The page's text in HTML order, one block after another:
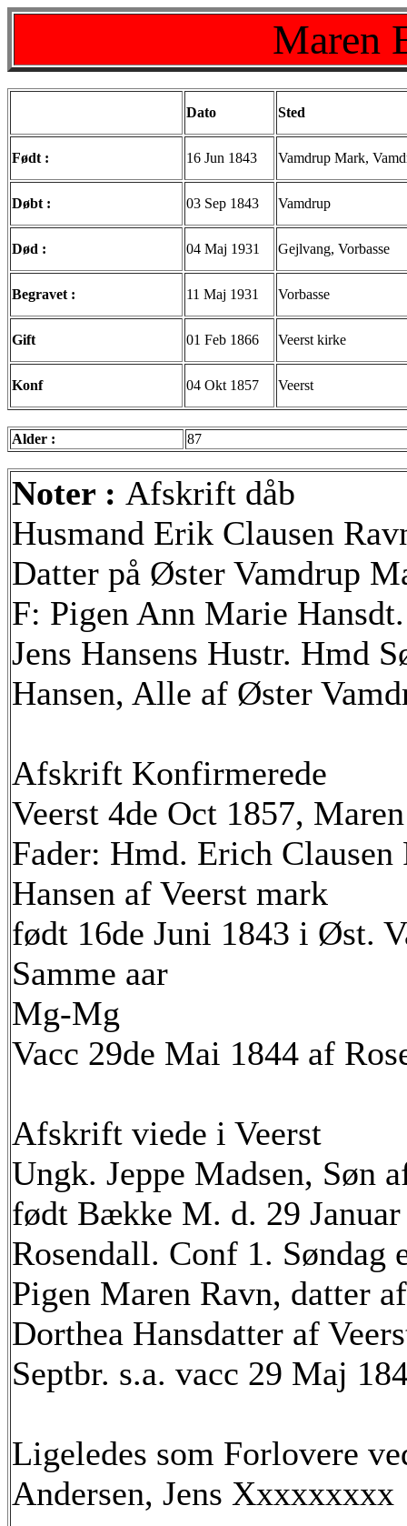
Maren
Dato Sted
Født : 16 Jun 1843 Vamdrup Mark,
Døbt : 03 Sep 1843 Vamdrup
Død : 04 Maj 1931 Gejlvang, Vorbasse
Begravet : 11 Maj 1931 Vorbasse
Gift 01 Feb 1866 Veerst kirke
Konf 04 Okt 1857 Veerst
Alder : 87
Noter : Afskrift dåb
Husmand Erik Clausen
Datter på Øster Vamdrup
F: Pigen Ann Marie
Jens Hansens Hustr. Hmd
Hansen, Alle af Øster
Afskrift Konfirmerede
Veerst 4de Oct 1857,
Fader: Hmd. Erich
Hansen af Veerst mark
født 16de Juni 1843 i Øst.
Samme aar
Mg-Mg
Vacc 29de Mai 1844 af
Afskrift viede i Veerst
Ungk. Jeppe Madsen, Søn
født Bække M. d. 29
Rosendall. Conf 1. Søndag
Pigen Maren Ravn, datter
Dorthea Hansdatter af
Septbr. s.a. vacc 29 Maj
Ligeledes som Forlovere
Andersen, Jens Xxxxxxxxx